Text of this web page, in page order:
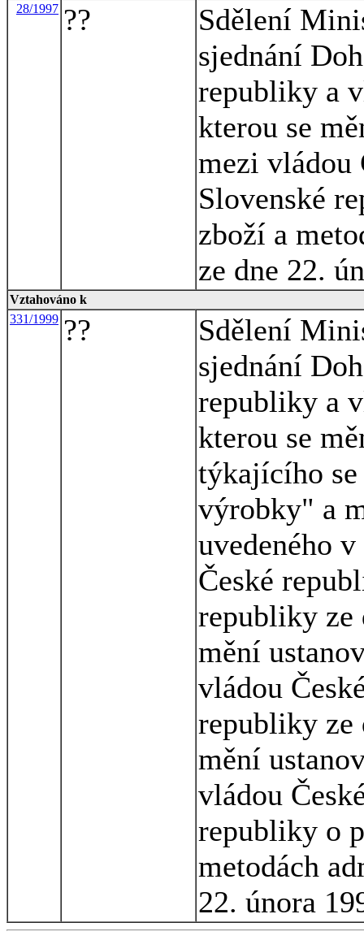
28/1997 ??
Sdělení
sjednání
republiky a
kterou se
mezi vládou
Slovenské
zboží a
ze dne 22.
Vztahováno k
331/1999 ??
Sdělení
sjednání
republiky a
kterou se
týkajícího
výrobky" a
uvedeného
České
republiky ze
mění
vládou
republiky ze
mění
vládou
republiky o
metodách
22. února